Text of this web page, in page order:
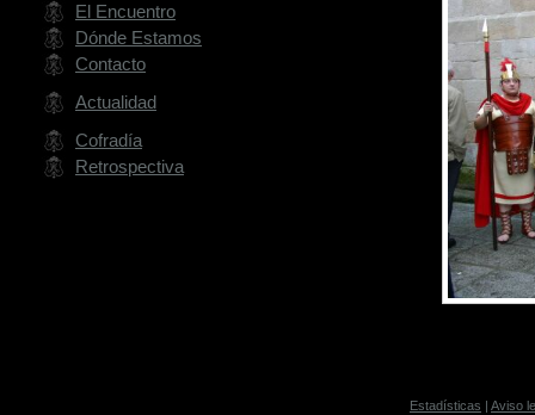
El Encuentro
Dónde Estamos
Contacto
Actualidad
Cofradía
Retrospectiva
Estadísticas | Aviso